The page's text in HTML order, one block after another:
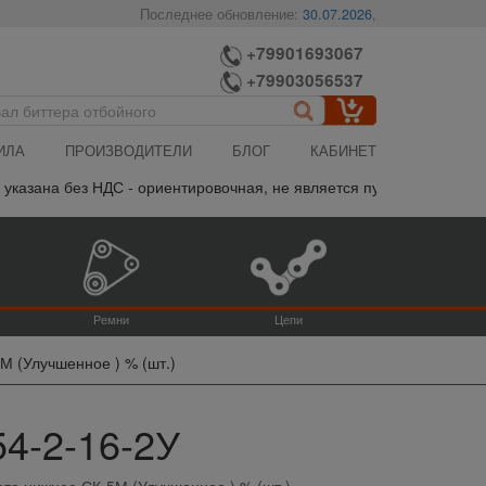
Последнее обновление:30.07.2026,
+79901693067
+79903056537
ПРОИЗВОДИТЕЛИ БЛОГ КАБИНЕТ
без НДС - ориентировочная, не является публичной
Ремни Цепи
(Улучшенное ) % (шт.)
2-16-2У